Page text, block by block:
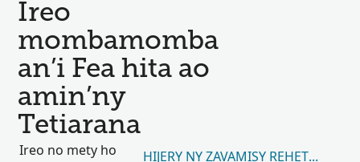
Ireo
mombamomba
an’i Fea hita ao
amin’ny
Tetiarana
Ireo no mety ho
HIJERY NY ZAVAMISY REHETRA